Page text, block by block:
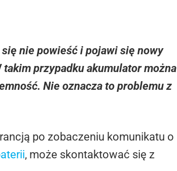
nie powieść i pojawi się nowy
przypadku akumulator można
Nie oznacza to problemu z
po zobaczeniu komunikatu o
, może skontaktować się z